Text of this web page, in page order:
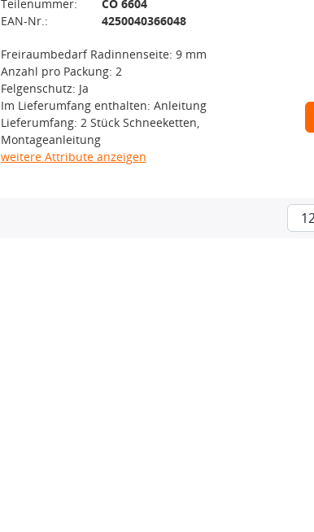
Teilenummer:
CO 6604
EAN-Nr.:
4250040366048
Freiraumbedarf Radinnenseite: 9 mm
Anzahl pro Packung: 2
Felgenschutz: Ja
Im Lieferumfang enthalten: Anleitung
Lieferumfang: 2 Stück Schneeketten,
Montageanleitung
weitere Attribute anzeigen